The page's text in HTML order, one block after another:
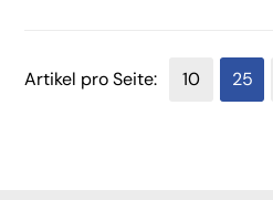
Artikel pro Seite: 10 25